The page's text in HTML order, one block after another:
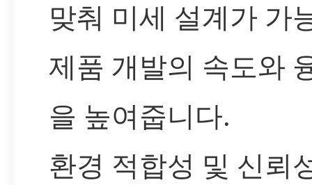
맞춰 미세 설계가 가
제품 개발의 속도와
을 높여줍니다.
환경 적합성 및 신뢰